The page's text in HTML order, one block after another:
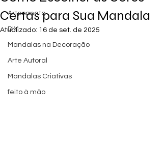
Artesanato
DIY
Mandalas na Decoração
Arte Autoral
Mandalas Criativas
feito à mão
Certas para Sua Mandala
Atualizado: 16 de set. de 2025